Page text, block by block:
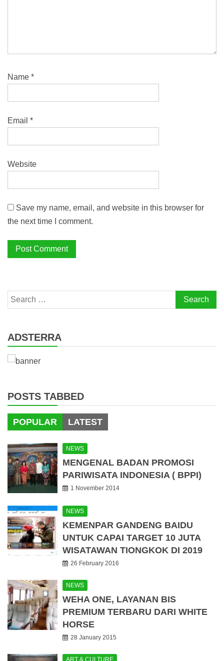
Name *
Email *
Website
Save my name, email, and website in this browser for
the next time I comment.
Search
for:
ADSTERRA
POSTS TABBED
POPULAR LATEST
NEWS
MENGENAL BADAN PROMOSI
PARIWISATA INDONESIA ( BPPI)
1 November 2014
NEWS
KEMENPAR GANDENG BAIDU
UNTUK CAPAI TARGET 10 JUTA
WISATAWAN TIONGKOK DI 2019
26 February 2016
NEWS
WEHA ONE, LAYANAN BIS
PREMIUM TERBARU DARI WHITE
HORSE
28 January 2015
ART & CULTURE